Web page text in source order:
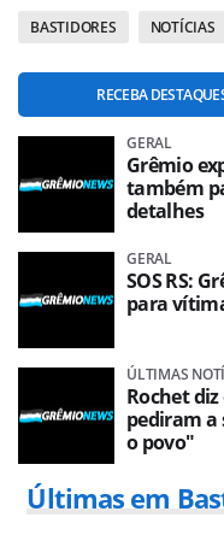
BASTIDORES NOTÍCIAS
RECEBA
GERAL
Grêmio
também
detalhes
GERAL
SOS RS:
para
ÚLTIMAS
Rochet
pediram a
o povo"
Últimas em